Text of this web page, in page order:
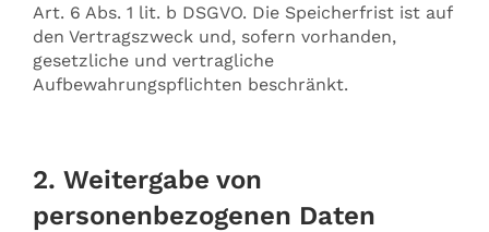
Art. 6 Abs. 1 lit. b DSGVO. Die Speicherfrist ist auf
den Vertragszweck und, sofern vorhanden,
gesetzliche und vertragliche
Aufbewahrungspflichten beschränkt.
2. Weitergabe von
personenbezogenen Daten